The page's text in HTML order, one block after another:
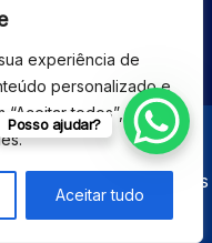
experiência de
personalizado e
todos”, você
Aceitar tudo
ESPECIALIZADA
os direitos reservados
Posso ajudar?